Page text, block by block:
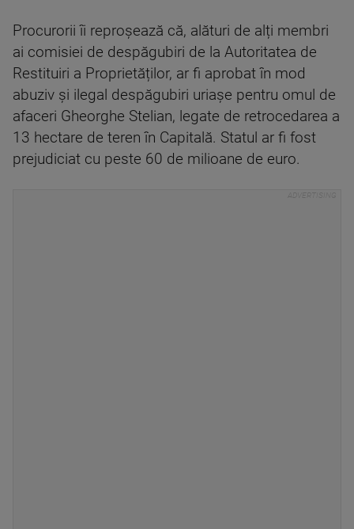
Procurorii îi reproșează că, alături de alți membri
ai comisiei de despăgubiri de la Autoritatea de
Restituiri a Proprietăților, ar fi aprobat în mod
abuziv și ilegal despăgubiri uriașe pentru omul de
afaceri Gheorghe Stelian, legate de retrocedarea a
13 hectare de teren în Capitală. Statul ar fi fost
prejudiciat cu peste 60 de milioane de euro.